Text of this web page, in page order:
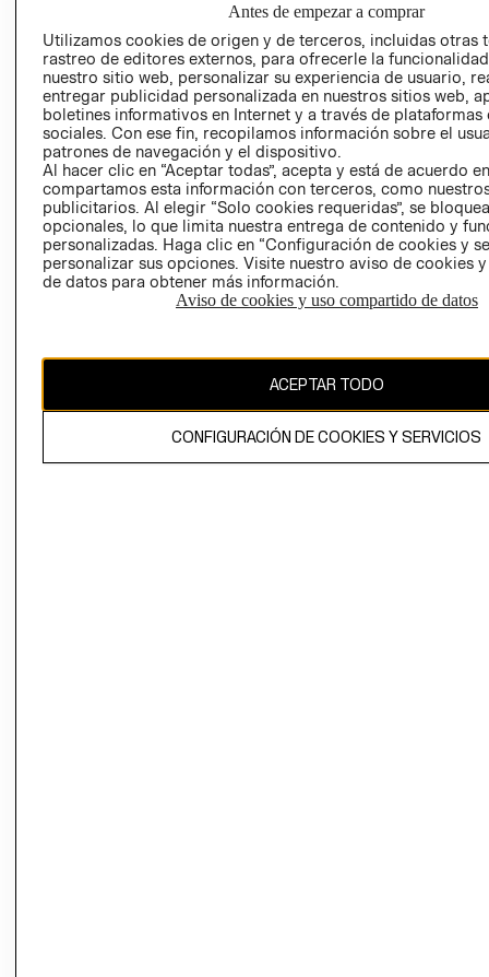
SOCIAL
PRENSA
RELACIÓN CON
INVERSIONISTAS
POLÍTICA
EMPRESARIAL
TIENDAS
- RETIRO EN
TIENDA
TÉRMINOS Y
AVISO DE
PRIVACIDAD
GIFT CARD
AVISO DE
Antes de empezar a comprar
Utilizamos cookies de origen y de terceros, incluidas otras
rastreo de editores externos, para ofrecerle la
nuestro sitio web, personalizar su experiencia de usuario,
entregar publicidad personalizada en nuestros sitios web,
boletines informativos en Internet y a través de plataformas
sociales. Con ese fin, recopilamos información sobre el
patrones de navegación y el dispositivo.
Al hacer clic en “Aceptar todas”, acepta y está de acuerdo
compartamos esta información con terceros, como
publicitarios. Al elegir “Solo cookies requeridas”, se
opcionales, lo que limita nuestra entrega de contenido y
personalizadas. Haga clic en “Configuración de cookies y
personalizar sus opciones. Visite nuestro aviso de cookies
de datos para obtener más información.
Aviso de cookies y uso compartido de datos
ACEPTAR TODO
CONFIGURACIÓN DE COOKIES Y SERVICIOS